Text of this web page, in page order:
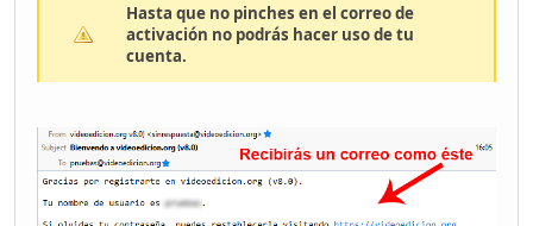
Hasta que no pinches en el correo de
activación no podrás hacer uso de tu
cuenta.